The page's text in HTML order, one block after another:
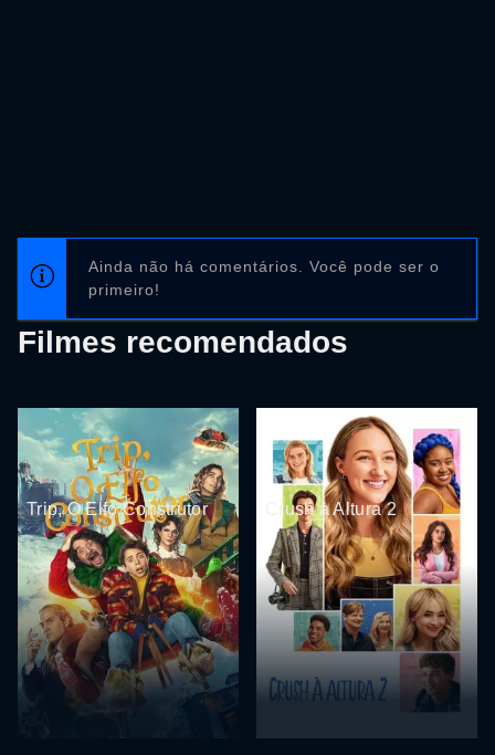
Ainda não há comentários. Você pode ser o
primeiro!
Filmes recomendados
Trip, O Elfo Construtor Crush à Altura 2